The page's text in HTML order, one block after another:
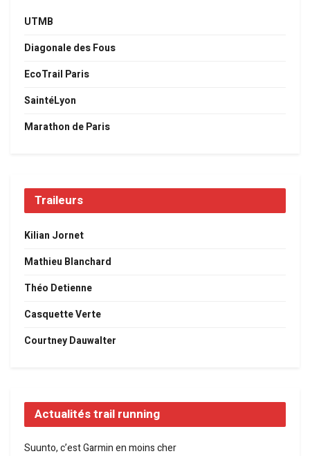
UTMB
Diagonale des Fous
EcoTrail Paris
SaintéLyon
Marathon de Paris
Traileurs
Kilian Jornet
Mathieu Blanchard
Théo Detienne
Casquette Verte
Courtney Dauwalter
Actualités trail running
Suunto, c’est Garmin en moins cher